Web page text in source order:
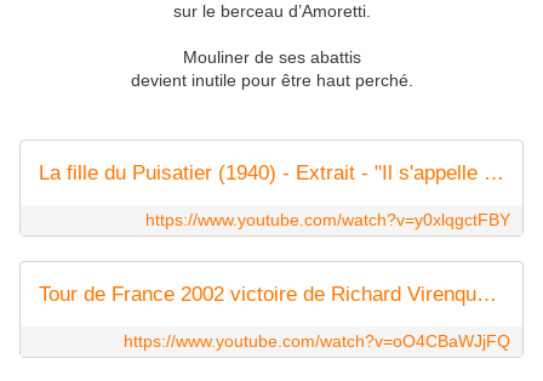
sur le berceau d’Amoretti.
Mouliner de ses abattis
devient inutile pour être haut perché.
La fille du Puisatier (1940) - Extrait - "Il s'appelle pas Mazel."
https://www.youtube.com/watch?v=y0xlqgctFBY
Tour de France 2002 victoire de Richard Virenque au Ventoux
https://www.youtube.com/watch?v=oO4CBaWJjFQ